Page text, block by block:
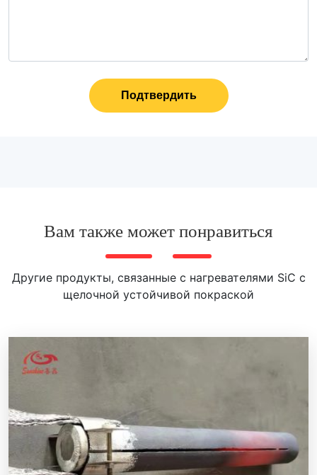
Подтвердить
Вам также может понравиться
Другие продукты, связанные с нагревателями SiC с
щелочной устойчивой покраской